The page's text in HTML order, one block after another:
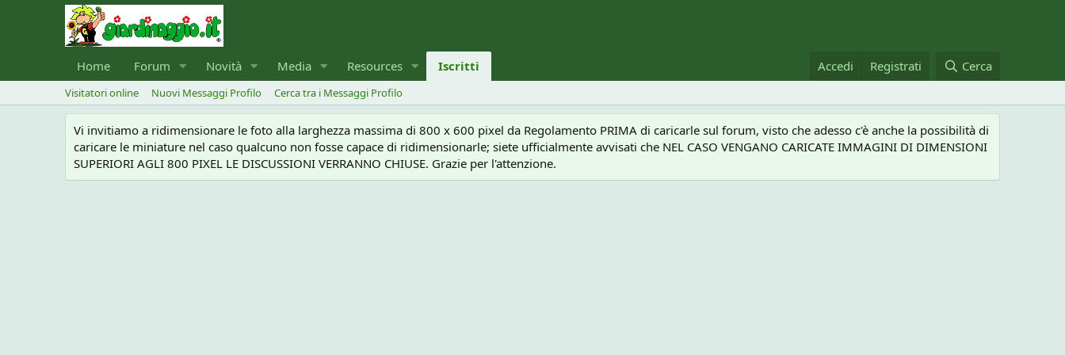
Home Forum Novità Media Resources Iscritti Accedi Registrati Cerca
Visitatori online Nuovi Messaggi Profilo Cerca tra i Messaggi Profilo
Vi invitiamo a ridimensionare le foto alla larghezza massima di 800 x 600 pixel da Regolamento PRIMA di caricarle sul forum, visto che adesso c'è anche la possibilità di
caricare le miniature nel caso qualcuno non fosse capace di ridimensionarle; siete ufficialmente avvisati che NEL CASO VENGANO CARICATE IMMAGINI DI DIMENSIONI
SUPERIORI AGLI 800 PIXEL LE DISCUSSIONI VERRANNO CHIUSE. Grazie per l'attenzione.